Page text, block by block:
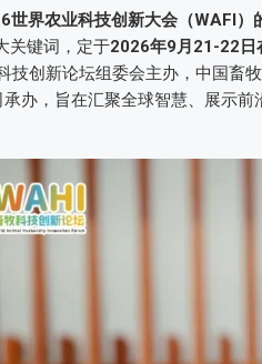
世界农业科技创新大会（WAFI）
关键词，定于2026年9月21-22日
技创新论坛组委会主办，中国畜
承办，旨在汇聚全球智慧、展示